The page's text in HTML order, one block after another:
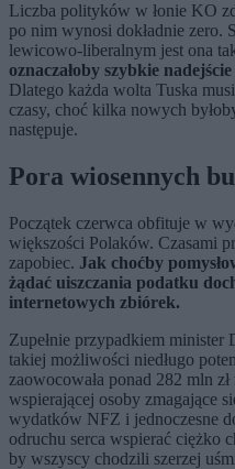
Liczba polityków w łonie KO
po nim wynosi dokładnie zero.
lewicowo-liberalnym jest ona
oznaczałoby szybkie
Dlatego każda wolta Tuska
czasy, choć kilka nowych
następuje.
Pora wiosennych
Początek czerwca obfituje w
większości Polaków. Czasami
zapobiec. Jak choćby
żądać uiszczania podatku
internetowych zbiórek.
Zupełnie przypadkiem minister
takiej możliwości niedługo
zaowocowała ponad 282 mln
wspierającej osoby zmagające
wydatków NFZ i jednoczesne
odruchu serca wspierać ciężko
by wszyscy chodzili szerzej